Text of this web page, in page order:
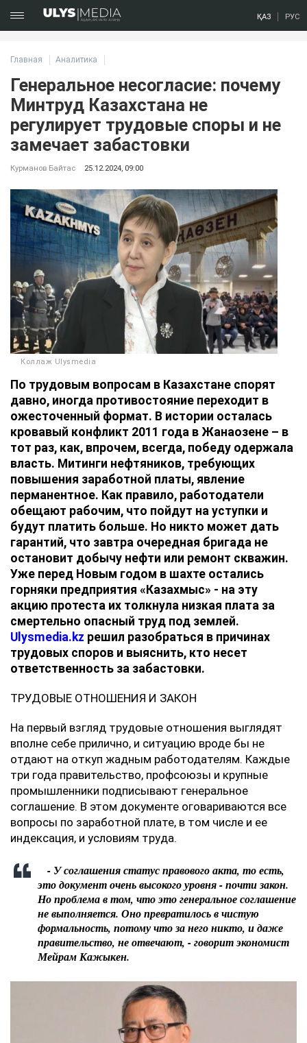
ҚАЗ РУС
Главная Аналитика
Генеральное несогласие: почему
Минтруд Казахстана не
регулирует трудовые споры и не
замечает забастовки
Курманов Байтас 25.12.2024, 09:00
Коллаж Ulysmedia
По трудовым вопросам в Казахстане спорят
давно, иногда противостояние переходит в
ожесточенный формат. В истории осталась
кровавый конфликт 2011 года в Жанаозене – в
тот раз, как, впрочем, всегда, победу одержала
власть. Митинги нефтяников, требующих
повышения заработной платы, явление
перманентное. Как правило, работодатели
обещают рабочим, что пойдут на уступки и
будут платить больше. Но никто может дать
гарантий, что завтра очередная бригада не
остановит добычу нефти или ремонт скважин.
Уже перед Новым годом в шахте остались
горняки предприятия «Казахмыс» - на эту
акцию протеста их толкнула низкая плата за
смертельно опасный труд под землей.
Ulysmedia.kz решил разобраться в причинах
трудовых споров и выяснить, кто несет
ответственность за забастовки.
ТРУДОВЫЕ ОТНОШЕНИЯ И ЗАКОН
На первый взгляд трудовые отношения выглядят
вполне себе прилично, и ситуацию вроде бы не
отдают на откуп жадным работодателям. Каждые
три года правительство, профсоюзы и крупные
промышленники подписывают генеральное
соглашение. В этом документе оговариваются все
вопросы по заработной плате, в том числе и ее
индексация, и условиям труда.
- У соглашения статус правового акта, то есть,
это документ очень высокого уровня - почти закон.
Но проблема в том, что это генеральное соглашение
не выполняется. Оно превратилось в чистую
формальность, потому что за него никто, и даже
правительство, не отвечают, - говорит экономист
Мейрам Кажыкен.